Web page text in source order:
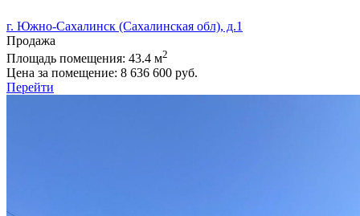
г. Южно-Сахалинск (Сахалинская обл), д.1
Продажа
Площадь помещения: 43.4 м2
Цена за помещение: 8 636 600 руб.
Перейти